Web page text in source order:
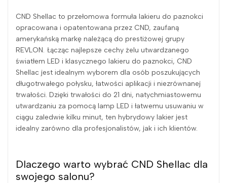
CND Shellac to przełomowa formuła lakieru do paznokci
opracowana i opatentowana przez CND, zaufaną
amerykańską markę należącą do prestiżowej grupy
REVLON. Łącząc najlepsze cechy żelu utwardzanego
światłem LED i klasycznego lakieru do paznokci, CND
Shellac jest idealnym wyborem dla osób poszukujących
długotrwałego połysku, łatwości aplikacji i niezrównanej
trwałości. Dzięki trwałości do 21 dni, natychmiastowemu
utwardzaniu za pomocą lamp LED i łatwemu usuwaniu w
ciągu zaledwie kilku minut, ten hybrydowy lakier jest
idealny zarówno dla profesjonalistów, jak i ich klientów.
Dlaczego warto wybrać CND Shellac dla
swojego salonu?